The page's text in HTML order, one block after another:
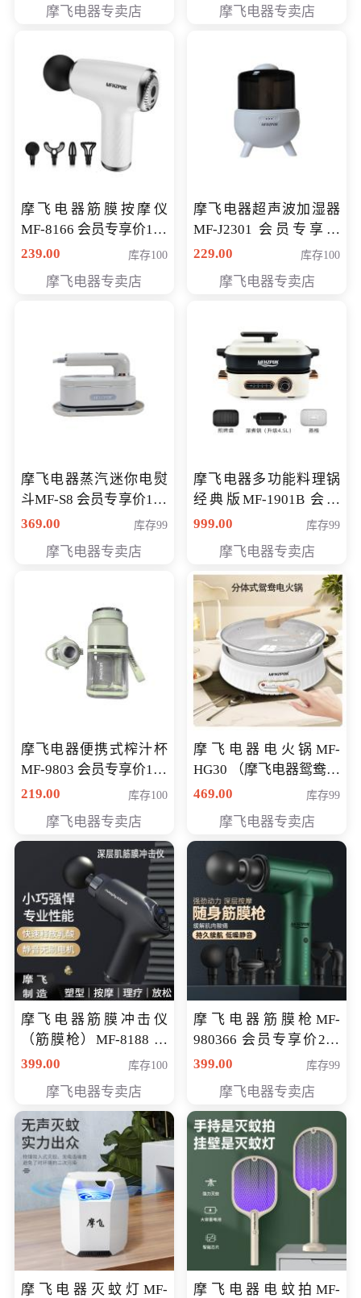
摩飞电器专卖店 摩飞电器专卖店
摩飞电器筋膜按摩仪
MF-8166 会员专享价168
元
239.00 库存100
摩飞电器专卖店
摩飞电器超声波加湿器
MF-J2301 会员专享价
168元
229.00 库存100
摩飞电器专卖店
摩飞电器蒸汽迷你电熨
斗MF-S8 会员专享价168
元
369.00 库存99
摩飞电器专卖店
摩飞电器多功能料理锅
经典版MF-1901B 会员
专享价399元
999.00 库存99
摩飞电器专卖店
摩飞电器便携式榨汁杯
MF-9803 会员专享价138
元
219.00 库存100
摩飞电器专卖店
摩飞电器电火锅MF-
HG30 （摩飞电器鸳鸯锅
MF-HG30 ） 会员专享价
469.00 库存99
摩飞电器专卖店
摩飞电器筋膜冲击仪
（筋膜枪）MF-8188 会
员专享价268元
399.00 库存100
摩飞电器专卖店
摩飞电器筋膜枪MF-
980366 会员专享价299
元
399.00 库存99
摩飞电器专卖店
摩飞电器灭蚊灯MF-
摩飞电器电蚊拍MF-